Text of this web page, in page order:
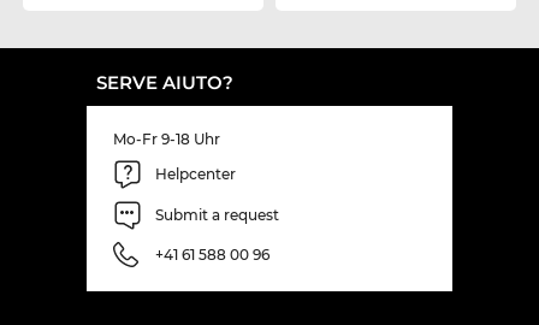
SERVE AIUTO?
Mo-Fr 9-18 Uhr
Helpcenter
Submit a request
+41 61 588 00 96